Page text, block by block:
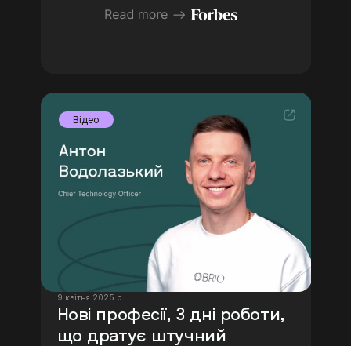
Відео
9 квітня 2025 р.
Нові професії, 3 дні роботи,
що дратує штучний